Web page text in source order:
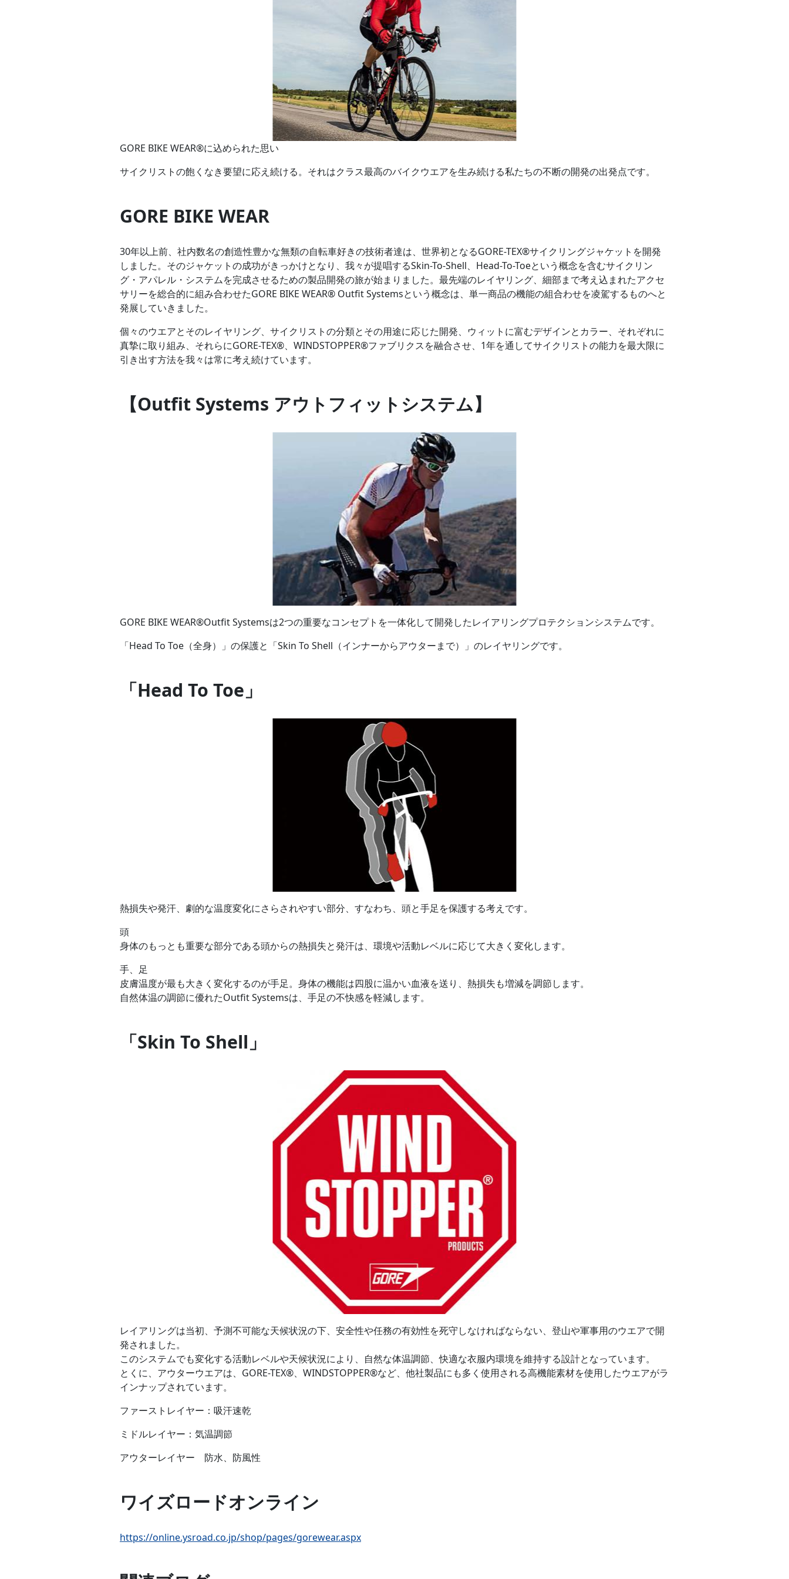
GORE BIKE WEAR®に込められた思い
サイクリストの飽くなき要望に応え続ける。それはクラス最高のバイクウエアを生み続ける私たちの不断の開発の出発点です。
GORE BIKE WEAR
30年以上前、社内数名の創造性豊かな無類の自転車好きの技術者達は、世界初となるGORE-TEX®サイクリングジャケットを開発
しました。そのジャケットの成功がきっかけとなり、我々が提唱するSkin-To-Shell、Head-To-Toeという概念を含むサイクリン
グ・アパレル・システムを完成させるための製品開発の旅が始まりました。最先端のレイヤリング、細部まで考え込まれたアクセ
サリーを総合的に組み合わせたGORE BIKE WEAR® Outfit Systemsという概念は、単一商品の機能の組合わせを凌駕するものへと
発展していきました。
個々のウエアとそのレイヤリング、サイクリストの分類とその用途に応じた開発、ウィットに富むデザインとカラー、それぞれに
真摯に取り組み、それらにGORE-TEX®、WINDSTOPPER®ファブリクスを融合させ、1年を通してサイクリストの能力を最大限に
引き出す方法を我々は常に考え続けています。
【Outfit Systems アウトフィットシステム】
GORE BIKE WEAR®Outfit Systemsは2つの重要なコンセプトを一体化して開発したレイアリングプロテクションシステムです。
「Head To Toe（全身）」の保護と「Skin To Shell（インナーからアウターまで）」のレイヤリングです。
「Head To Toe」
熱損失や発汗、劇的な温度変化にさらされやすい部分、すなわち、頭と手足を保護する考えです。
頭
身体のもっとも重要な部分である頭からの熱損失と発汗は、環境や活動レベルに応じて大きく変化します。
手、足
皮膚温度が最も大きく変化するのが手足。身体の機能は四股に温かい血液を送り、熱損失も増減を調節します。
自然体温の調節に優れたOutfit Systemsは、手足の不快感を軽減します。
「Skin To Shell」
レイアリングは当初、予測不可能な天候状況の下、安全性や任務の有効性を死守しなければならない、登山や軍事用のウエアで開
発されました。
このシステムでも変化する活動レベルや天候状況により、自然な体温調節、快適な衣服内環境を維持する設計となっています。
とくに、アウターウエアは、GORE-TEX®、WINDSTOPPER®など、他社製品にも多く使用される高機能素材を使用したウエアがラ
インナップされています。
ファーストレイヤー：吸汗速乾
ミドルレイヤー：気温調節
アウターレイヤー 防水、防風性
ワイズロードオンライン
https://online.ysroad.co.jp/shop/pages/gorewear.aspx